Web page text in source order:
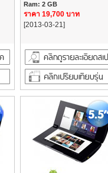
Ram: 2 GB
ราคา 19,700 บาท
[2013-03-21]